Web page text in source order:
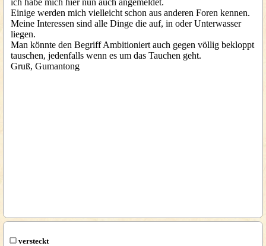
ich habe mich hier nun auch angemeldet.
Einige werden mich vielleicht schon aus anderen Foren kennen.
Meine Interessen sind alle Dinge die auf, in oder Unterwasser
liegen.
Man könnte den Begriff Ambitioniert auch gegen völlig bekloppt
tauschen, jedenfalls wenn es um das Tauchen geht.
Gruß, Gumantong
versteckt